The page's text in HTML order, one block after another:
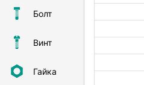
Болт
Винт
Гайка